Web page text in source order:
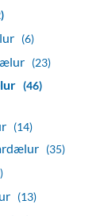
(6)
(23)
(46)
(14)
(35)
(13)